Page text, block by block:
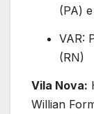
(PA)
VAR:
(RN)
Vila Nova:
Willian